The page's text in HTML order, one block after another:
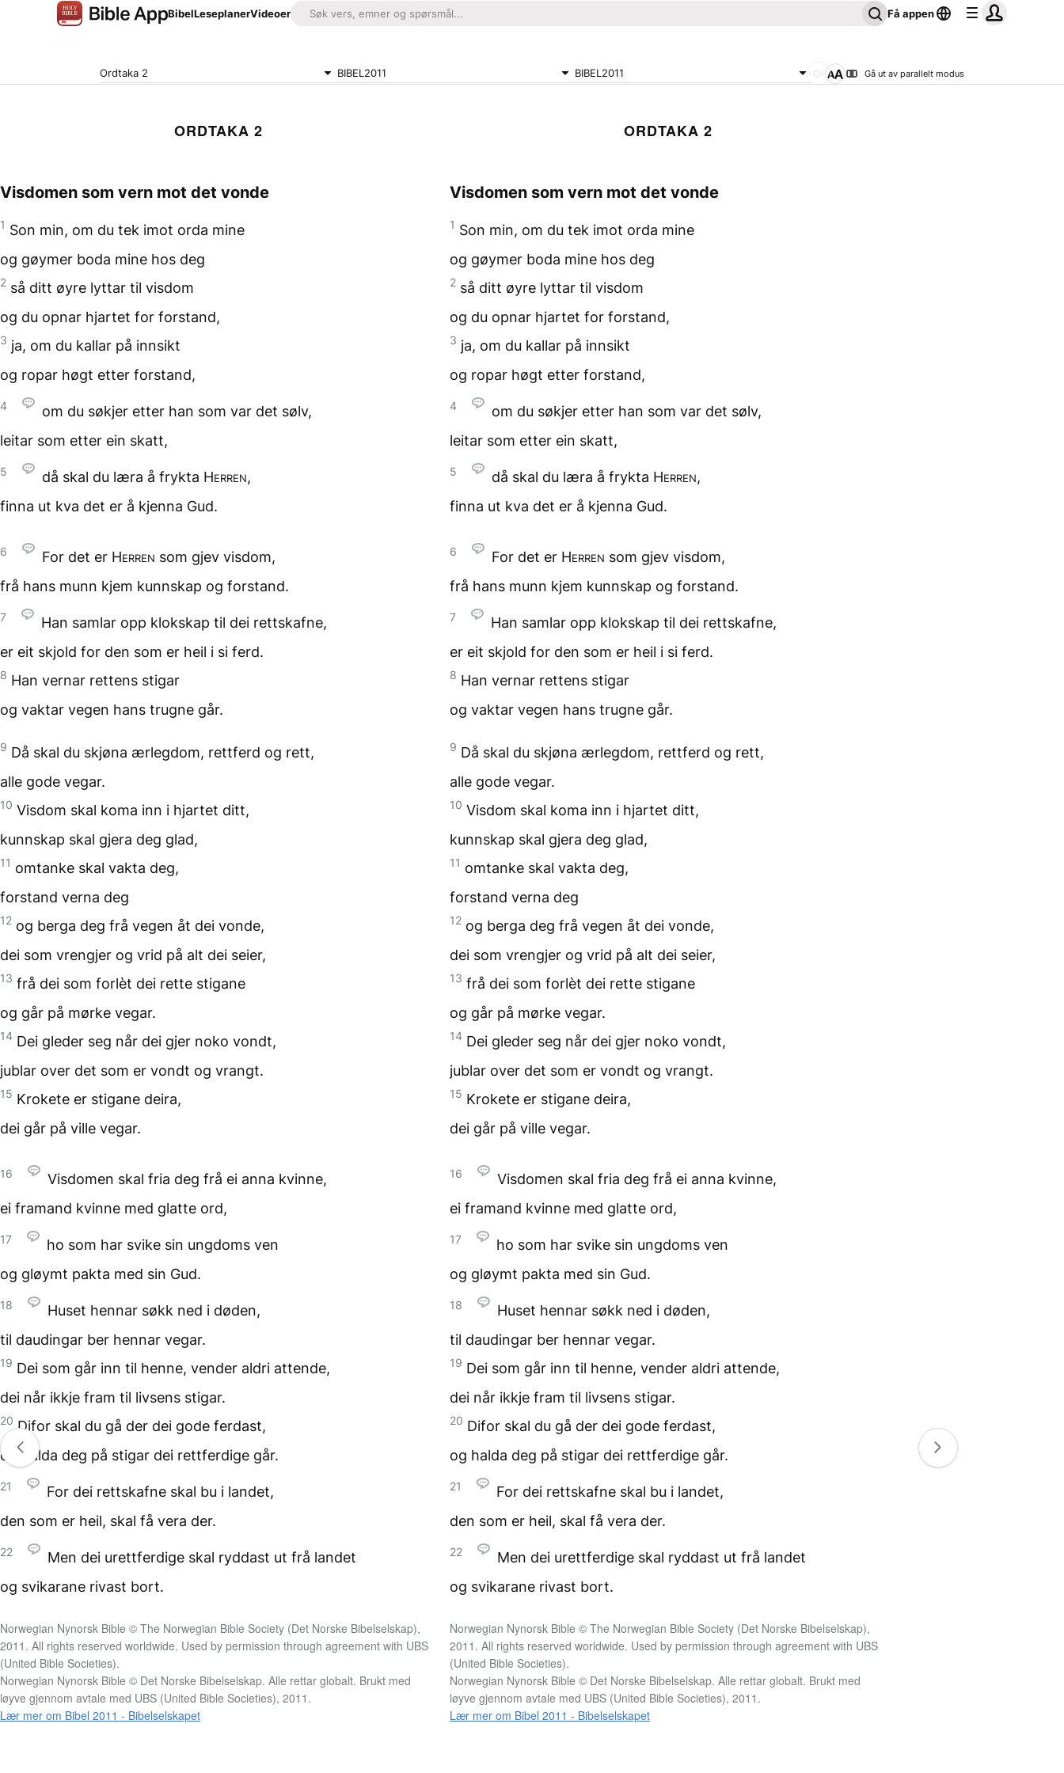
BibelLeseplanerVideoer Få appen
Ordtaka 2 BIBEL2011 BIBEL2011 Gå ut av parallelt modus
ORDTAKA 2
Visdomen som vern mot det vonde
1 Son min, om du tek imot orda mine
og gøymer boda mine hos deg
2 så ditt øyre lyttar til visdom
og du opnar hjartet for forstand,
3 ja, om du kallar på innsikt
og ropar høgt etter forstand,
4 om du søkjer etter han som var det sølv,
leitar som etter ein skatt,
5 då skal du læra å frykta Herren,
finna ut kva det er å kjenna Gud.
6 For det er Herren som gjev visdom,
frå hans munn kjem kunnskap og forstand.
7 Han samlar opp klokskap til dei rettskafne,
er eit skjold for den som er heil i si ferd.
8 Han vernar rettens stigar
og vaktar vegen hans trugne går.
9 Då skal du skjøna ærlegdom, rettferd og rett,
alle gode vegar.
10 Visdom skal koma inn i hjartet ditt,
kunnskap skal gjera deg glad,
11 omtanke skal vakta deg,
forstand verna deg
12 og berga deg frå vegen åt dei vonde,
dei som vrengjer og vrid på alt dei seier,
13 frå dei som forlèt dei rette stigane
og går på mørke vegar.
14 Dei gleder seg når dei gjer noko vondt,
jublar over det som er vondt og vrangt.
15 Krokete er stigane deira,
dei går på ville vegar.
16 Visdomen skal fria deg frå ei anna kvinne,
ei framand kvinne med glatte ord,
17 ho som har svike sin ungdoms ven
og gløymt pakta med sin Gud.
18 Huset hennar søkk ned i døden,
til daudingar ber hennar vegar.
19 Dei som går inn til henne, vender aldri attende,
dei når ikkje fram til livsens stigar.
20 Difor skal du gå der dei gode ferdast,
og halda deg på stigar dei rettferdige går.
21 For dei rettskafne skal bu i landet,
den som er heil, skal få vera der.
22 Men dei urettferdige skal ryddast ut frå landet
og svikarane rivast bort.
Norwegian Nynorsk Bible © The Norwegian Bible Society (Det Norske Bibelselskap),
2011. All rights reserved worldwide. Used by permission through agreement with UBS
(United Bible Societies).
Norwegian Nynorsk Bible © Det Norske Bibelselskap. Alle rettar globalt. Brukt med
løyve gjennom avtale med UBS (United Bible Societies), 2011.
Lær mer om Bibel 2011 - Bibelselskapet
ORDTAKA 2
Visdomen som vern mot det vonde
1 Son min, om du tek imot orda mine
og gøymer boda mine hos deg
2 så ditt øyre lyttar til visdom
og du opnar hjartet for forstand,
3 ja, om du kallar på innsikt
og ropar høgt etter forstand,
4 om du søkjer etter han som var det sølv,
leitar som etter ein skatt,
5 då skal du læra å frykta Herren,
finna ut kva det er å kjenna Gud.
6 For det er Herren som gjev visdom,
frå hans munn kjem kunnskap og forstand.
7 Han samlar opp klokskap til dei rettskafne,
er eit skjold for den som er heil i si ferd.
8 Han vernar rettens stigar
og vaktar vegen hans trugne går.
9 Då skal du skjøna ærlegdom, rettferd og rett,
alle gode vegar.
10 Visdom skal koma inn i hjartet ditt,
kunnskap skal gjera deg glad,
11 omtanke skal vakta deg,
forstand verna deg
12 og berga deg frå vegen åt dei vonde,
dei som vrengjer og vrid på alt dei seier,
13 frå dei som forlèt dei rette stigane
og går på mørke vegar.
14 Dei gleder seg når dei gjer noko vondt,
jublar over det som er vondt og vrangt.
15 Krokete er stigane deira,
dei går på ville vegar.
16 Visdomen skal fria deg frå ei anna kvinne,
ei framand kvinne med glatte ord,
17 ho som har svike sin ungdoms ven
og gløymt pakta med sin Gud.
18 Huset hennar søkk ned i døden,
til daudingar ber hennar vegar.
19 Dei som går inn til henne, vender aldri attende,
dei når ikkje fram til livsens stigar.
20 Difor skal du gå der dei gode ferdast,
og halda deg på stigar dei rettferdige går.
21 For dei rettskafne skal bu i landet,
den som er heil, skal få vera der.
22 Men dei urettferdige skal ryddast ut frå landet
og svikarane rivast bort.
Norwegian Nynorsk Bible © The Norwegian Bible Society (Det Norske Bibelselskap),
2011. All rights reserved worldwide. Used by permission through agreement with UBS
(United Bible Societies).
Norwegian Nynorsk Bible © Det Norske Bibelselskap. Alle rettar globalt. Brukt med
løyve gjennom avtale med UBS (United Bible Societies), 2011.
Lær mer om Bibel 2011 - Bibelselskapet